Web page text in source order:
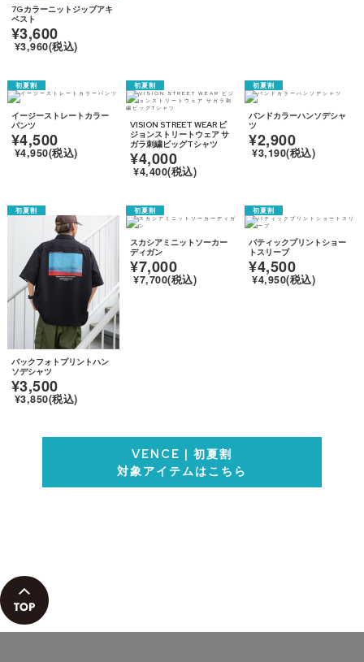
7Gカラーニットジップアキ
ベスト
¥3,600
¥3,960(税込)
イージーストレートカラー
パンツ
¥4,500
¥4,950(税込)
VISION STREET WEAR ビ
ジョンストリートウェア サ
ガラ刺繍ビッグTシャツ
¥4,000
¥4,400(税込)
バンドカラーハンソデシャ
ツ
¥2,900
¥3,190(税込)
バックフォトプリントハン
ソデシャツ
¥3,500
¥3,850(税込)
スカシアミニットソーカー
ディガン
¥7,000
¥7,700(税込)
バティックプリントショー
トスリーブ
¥4,500
¥4,950(税込)
VENCE | 初夏割
対象アイテムはこちら